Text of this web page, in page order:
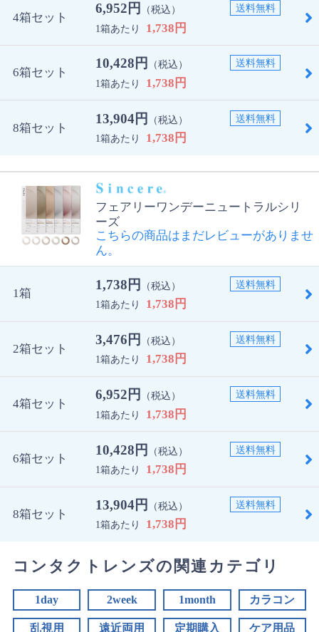
4箱セット
6,952円
（税込）
1箱あたり
1,738円
送料無料
6箱セット
10,428円
（税込）
1箱あたり
1,738円
送料無料
8箱セット
13,904円
（税込）
1箱あたり
1,738円
送料無料
フェアリーワンデーニュートラルシリ
ーズ
こちらの商品はまだレビューがありませ
ん。
1箱
1,738円
（税込）
1箱あたり
1,738円
送料無料
2箱セット
3,476円
（税込）
1箱あたり
1,738円
送料無料
4箱セット
6,952円
（税込）
1箱あたり
1,738円
送料無料
6箱セット
10,428円
（税込）
1箱あたり
1,738円
送料無料
8箱セット
13,904円
（税込）
1箱あたり
1,738円
送料無料
コンタクトレンズの関連カテゴリ
1day 2week 1month カラコン
乱視用 遠近両用 定期購入 ケア用品